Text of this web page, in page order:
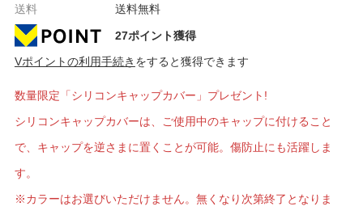
送料
送料無料
27ポイント獲得
Vポイントの利用手続き をすると獲得できます
数量限定「シリコンキャップカバー」プレゼント!
シリコンキャップカバーは、ご使用中のキャップに付けること
で、キャップを逆さまに置くことが可能。傷防止にも活躍しま
す。
※カラーはお選びいただけません。無くなり次第終了となりま